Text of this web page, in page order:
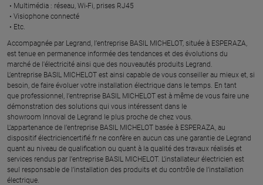
Multimédia : réseau, Wi-Fi, prises RJ45​
Visiophone connecté​
Etc.​
​Accompagnée par Legrand, l’entreprise BASIL MICHELOT, située à ESPERAZA,
est tenue en permanence informée des tendances et des évolutions du
marché de l'électricité ainsi que des nouveautés produits Legrand.
L’entreprise BASIL MICHELOT est ainsi capable de vous conseiller au mieux et, si
besoin, de faire évoluer votre installation électrique dans le temps. En tant
que professionnel, l’entreprise BASIL MICHELOT est à même de vous faire une
démonstration des solutions qui vous intéressent dans le
showroom Innoval de Legrand le plus proche de chez vous.​
L’appartenance de l’entreprise BASIL MICHELOT basée à ESPERAZA, au
dispositif électriciencertifié.fr ne confère en aucun cas une garantie de Legrand
quant au niveau de qualification ou quant à la qualité des travaux réalisés et
services rendus par l’entreprise BASIL MICHELOT. L’installateur électricien est
seul responsable de l’installation des produits et du contrôle de l’installation
électrique.